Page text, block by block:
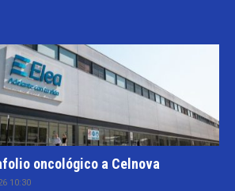
oncológico a Celnova
10:30